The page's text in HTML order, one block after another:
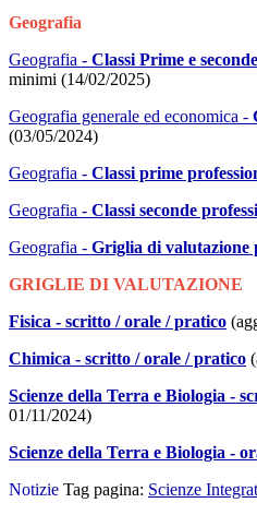
Geografia
Geografia - Classi Prime e
minimi (14/02/2025)
Geografia generale ed economica -
(03/05/2024)
Geografia - Classi prime
Geografia - Classi seconde
Geografia - Griglia di valutazione
GRIGLIE DI VALUTAZIONE
Fisica - scritto / orale / pratico
Chimica - scritto / orale / pratico
Scienze della Terra e Biologia -
01/11/2024)
Scienze della Terra e Biologia -
Notizie Tag pagina: Scienze